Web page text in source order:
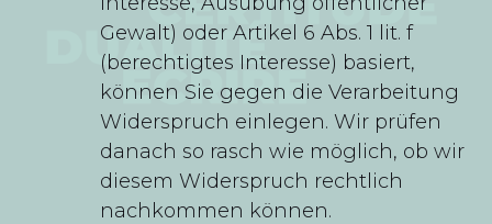
Gewalt) oder Artikel 6 Abs. 1 lit. f
(berechtigtes Interesse) basiert,
können Sie gegen die Verarbeitung
Widerspruch einlegen. Wir prüfen
danach so rasch wie möglich, ob wir
diesem Widerspruch rechtlich
nachkommen können.